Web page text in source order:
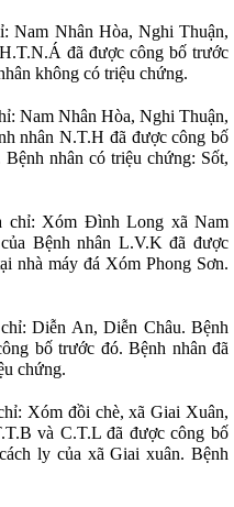
Nam Nhân Hòa, Nghi Thuận,
đã được công bố trước
không có triệu chứng.
Nam Nhân Hòa, Nghi Thuận,
nhân N.T.H đã được công bố
nhân có triệu chứng: Sốt,
chỉ: Xóm Đình Long xã Nam
Bệnh nhân L.V.K đã được
nhà máy đá Xóm Phong Sơn.
Diễn An, Diễn Châu. Bệnh
bố trước đó. Bệnh nhân đã
chứng.
Xóm đồi chè, xã Giai Xuân,
và C.T.L đã được công bố
ly của xã Giai xuân. Bệnh